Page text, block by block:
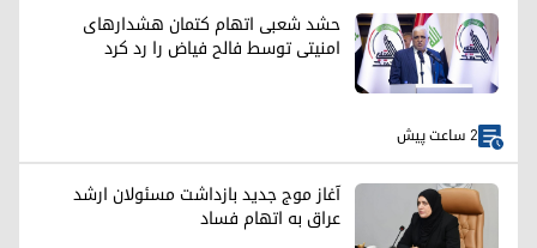
حشد شعبی اتهام کتمان هشدارهای
امنیتی توسط فالح فیاض را رد کرد
2 ساعت پیش
آغاز موج جدید بازداشت مسئولان ارشد
عراق به اتهام فساد